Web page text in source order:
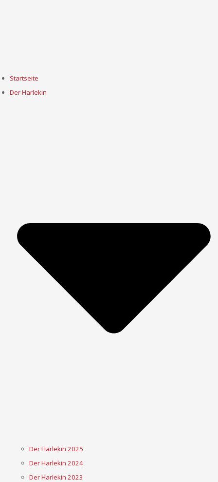
Startseite
Der Harlekin
Der Harlekin 2025
Der Harlekin 2024
Der Harlekin 2023